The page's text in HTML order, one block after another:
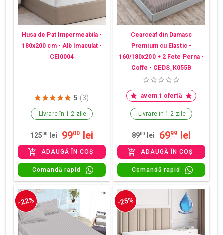
Husa de Pat Impermeabila -
180x200 cm - Alb Imaculat -
CEI0004
5 (3)
Livrare în 1-2 zile
12500 lei 9900 lei
ADAUGĂ ÎN COȘ
Comandă rapid
Cearceaf din Damasc
Premium cu Elastic -
160/180x200 + 2 Fete Perna -
Coffe - CEDS_K055B
avem 1 ofertă
Livrare în 1-2 zile
8900 lei 6999 lei
ADAUGĂ ÎN COȘ
Comandă rapid
-22% -25%